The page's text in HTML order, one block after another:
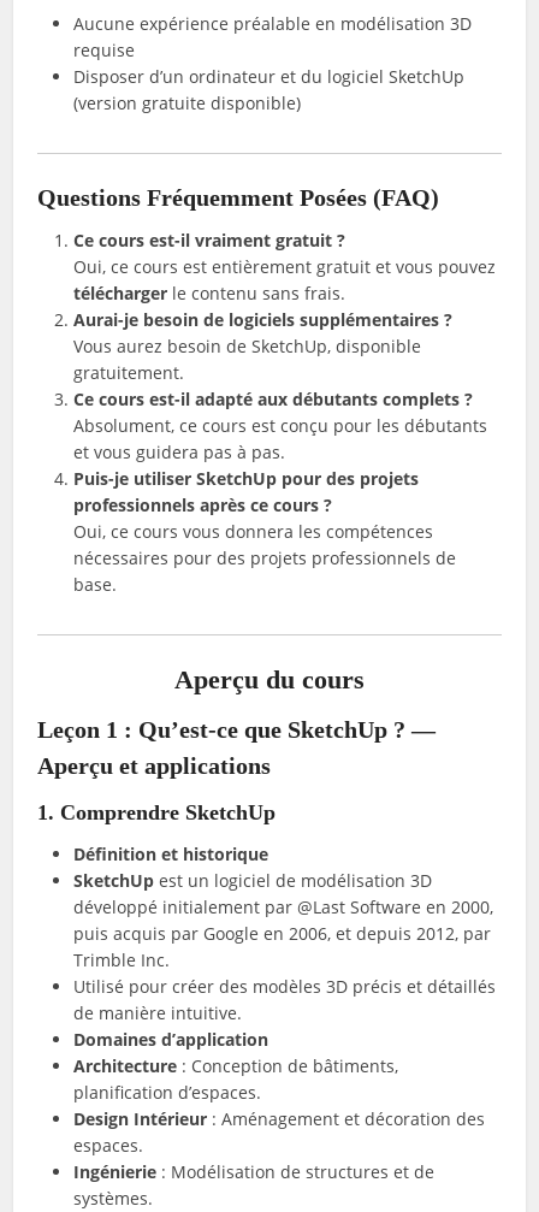
Aucune expérience préalable en modélisation 3D
requise
Disposer d’un ordinateur et du logiciel SketchUp
(version gratuite disponible)
Questions Fréquemment Posées (FAQ)
Ce cours est-il vraiment gratuit ?
Oui, ce cours est entièrement gratuit et vous pouvez
télécharger le contenu sans frais.
Aurai-je besoin de logiciels supplémentaires ?
Vous aurez besoin de SketchUp, disponible
gratuitement.
Ce cours est-il adapté aux débutants complets ?
Absolument, ce cours est conçu pour les débutants
et vous guidera pas à pas.
Puis-je utiliser SketchUp pour des projets
professionnels après ce cours ?
Oui, ce cours vous donnera les compétences
nécessaires pour des projets professionnels de
base.
Aperçu du cours
Leçon 1 : Qu’est-ce que SketchUp ? —
Aperçu et applications
1. Comprendre SketchUp
Définition et historique
SketchUp est un logiciel de modélisation 3D
développé initialement par @Last Software en 2000,
puis acquis par Google en 2006, et depuis 2012, par
Trimble Inc.
Utilisé pour créer des modèles 3D précis et détaillés
de manière intuitive.
Domaines d’application
Architecture : Conception de bâtiments,
planification d’espaces.
Design Intérieur : Aménagement et décoration des
espaces.
Ingénierie : Modélisation de structures et de
systèmes.